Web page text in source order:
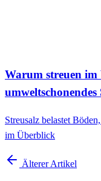
Warum streuen
Streusalz belastet
im Überblick
Älterer Artikel